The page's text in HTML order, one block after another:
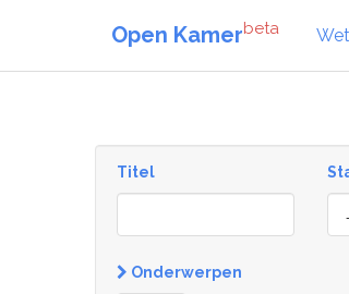
Open Kamerbeta
Titel
Onderwerpen